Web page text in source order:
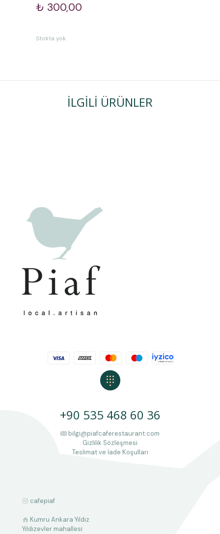
₺ 300,00
Stokta yok
İLGILI ÜRÜNLER
+90 535 468 60 36
bilgi@piafcaferestaurant.com
Gizlilik Sözleşmesi
Teslimat ve İade Koşulları
cafepiaf
Kumru Ankara Yıldız
Yıldızevler mahallesi